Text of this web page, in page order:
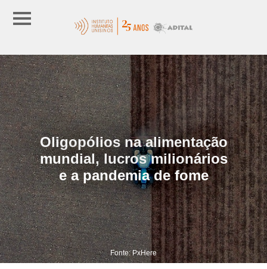
Oligopólios na alimentação
mundial, lucros milionários
e a pandemia de fome
Fonte: PxHere